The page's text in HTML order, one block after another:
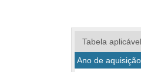
Tabela
Ano de aquisição